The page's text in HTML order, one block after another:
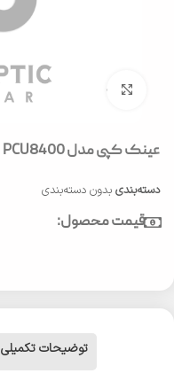
بزرگنمایی تصویر
عینک کپی مدل PCU8400
دسته‌بندی بدون دسته‌بندی
قیمت محصول:
توضیحات تکمیلی